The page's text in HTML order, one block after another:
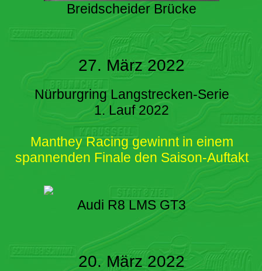
Breidscheider Brücke
27. März 2022
Nürburgring Langstrecken-Serie
1. Lauf 2022
Manthey Racing gewinnt in einem
spannenden Finale den Saison-Auftakt
Audi R8 LMS GT3
20. März 2022